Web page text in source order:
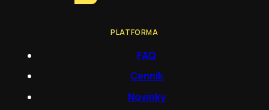
PLATFORMA
FAQ
Cenník
Novinky